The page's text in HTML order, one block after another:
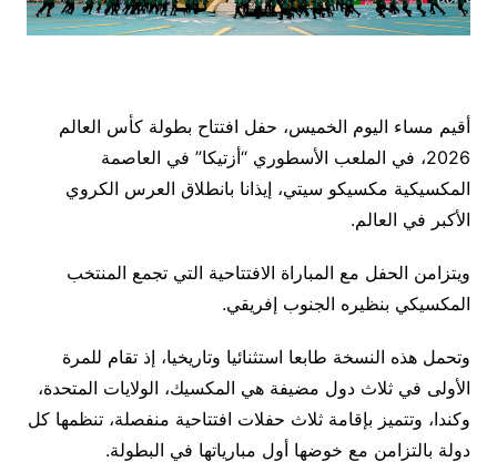
أقيم مساء اليوم الخميس، حفل افتتاح بطولة كأس العالم
2026، في الملعب الأسطوري “أزتيكا” في العاصمة
المكسيكية مكسيكو سيتي، إيذانا بانطلاق العرس الكروي
الأكبر في العالم.
ويتزامن الحفل مع المباراة الافتتاحية التي تجمع المنتخب
المكسيكي بنظيره الجنوب إفريقي.
وتحمل هذه النسخة طابعا استثنائيا وتاريخيا، إذ تقام للمرة
الأولى في ثلاث دول مضيفة هي المكسيك، الولايات المتحدة،
وكندا، وتتميز بإقامة ثلاث حفلات افتتاحية منفصلة، تنظمها كل
دولة بالتزامن مع خوضها أول مبارياتها في البطولة.